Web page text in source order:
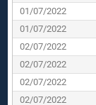
01/07/2022
01/07/2022
02/07/2022
02/07/2022
02/07/2022
02/07/2022